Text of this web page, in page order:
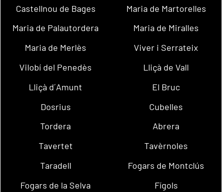
Castellnou de Bages
Maria de Martorelles
Maria de Palautordera
Maria de Miralles
Maria de Merlès
Viver i Serrateix
Vilobí del Penedès
Lliçà de Vall
Lliçà d´Amunt
El Bruc
Dosrius
Cubelles
Tordera
Abrera
Tavertet
Tavèrnoles
Taradell
Fogars de Montclús
Fogars de la Selva
Fígols